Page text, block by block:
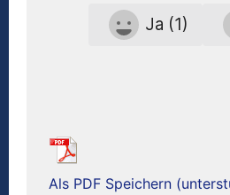
Ja (1)
Als PDF Speichern